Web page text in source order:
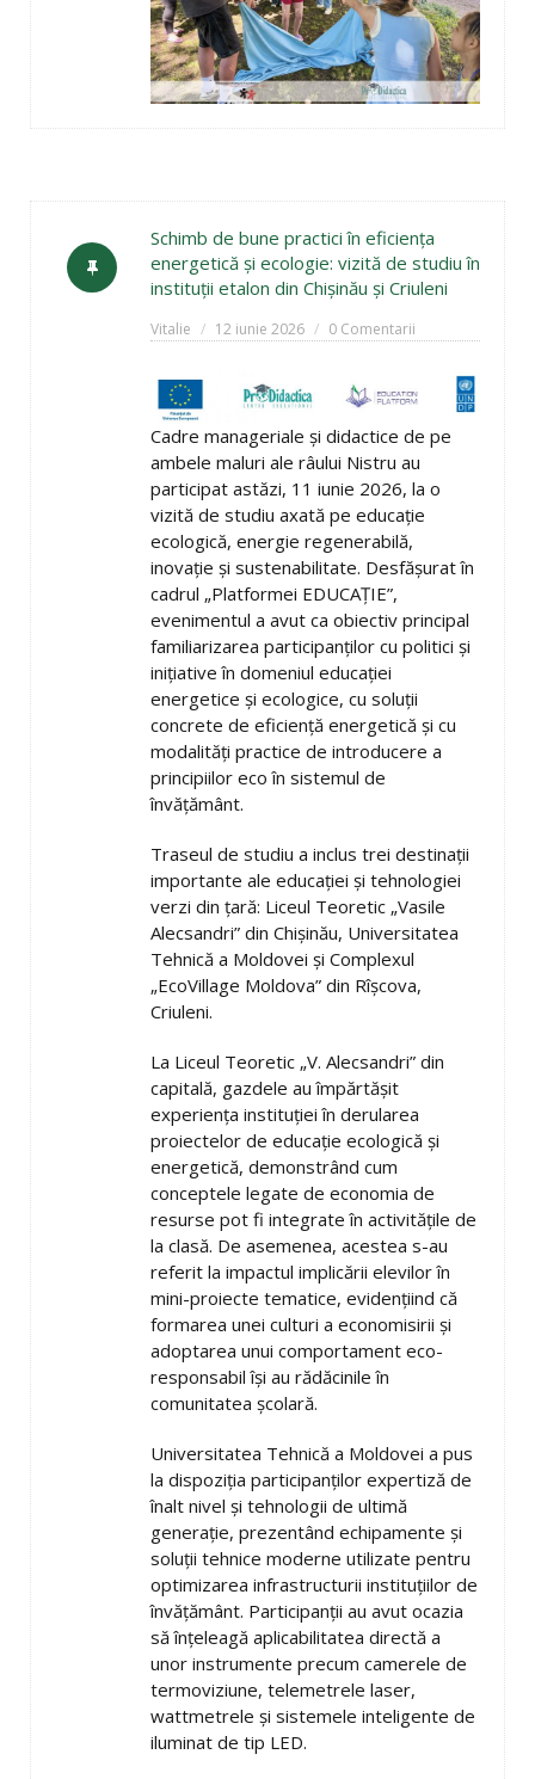
Schimb de bune practici în eficiența
energetică și ecologie: vizită de studiu în
instituții etalon din Chișinău și Criuleni
Vitalie 12 iunie 2026 0 Comentarii
Cadre manageriale și didactice de pe
ambele maluri ale râului Nistru au
participat astăzi, 11 iunie 2026, la o
vizită de studiu axată pe educație
ecologică, energie regenerabilă,
inovație și sustenabilitate. Desfășurat în
cadrul „Platformei EDUCAȚIE”,
evenimentul a avut ca obiectiv principal
familiarizarea participanților cu politici și
inițiative în domeniul educației
energetice și ecologice, cu soluții
concrete de eficiență energetică și cu
modalități practice de introducere a
principiilor eco în sistemul de
învățământ.
Traseul de studiu a inclus trei destinații
importante ale educației și tehnologiei
verzi din țară: Liceul Teoretic „Vasile
Alecsandri” din Chișinău, Universitatea
Tehnică a Moldovei și Complexul
„EcoVillage Moldova” din Rîșcova,
Criuleni.
La Liceul Teoretic „V. Alecsandri” din
capitală, gazdele au împărtășit
experiența instituției în derularea
proiectelor de educație ecologică și
energetică, demonstrând cum
conceptele legate de economia de
resurse pot fi integrate în activitățile de
la clasă. De asemenea, acestea s-au
referit la impactul implicării elevilor în
mini-proiecte tematice, evidențiind că
formarea unei culturi a economisirii și
adoptarea unui comportament eco-
responsabil își au rădăcinile în
comunitatea școlară.
Universitatea Tehnică a Moldovei a pus
la dispoziția participanților expertiză de
înalt nivel și tehnologii de ultimă
generație, prezentând echipamente și
soluții tehnice moderne utilizate pentru
optimizarea infrastructurii instituțiilor de
învățământ. Participanții au avut ocazia
să înțeleagă aplicabilitatea directă a
unor instrumente precum camerele de
termoviziune, telemetrele laser,
wattmetrele și sistemele inteligente de
iluminat de tip LED.